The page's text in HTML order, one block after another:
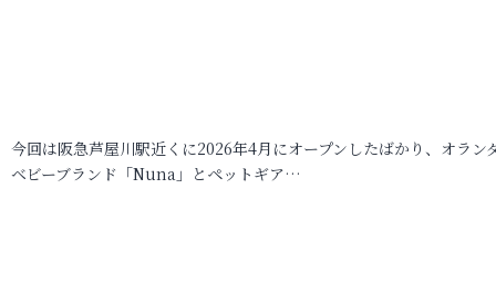
今回は阪急芦屋川駅近くに2026年4月にオープンしたばかり、オラン
ベビーブランド「Nuna」とペットギア…